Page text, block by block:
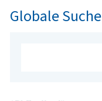
Globale Suche